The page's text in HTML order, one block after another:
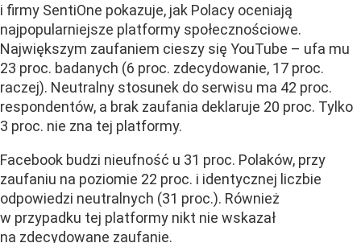
i firmy SentiOne pokazuje, jak Polacy oceniają
najpopularniejsze platformy społecznościowe.
Największym zaufaniem cieszy się YouTube – ufa mu
23 proc. badanych (6 proc. zdecydowanie, 17 proc.
raczej). Neutralny stosunek do serwisu ma 42 proc.
respondentów, a brak zaufania deklaruje 20 proc. Tylko
3 proc. nie zna tej platformy.
Facebook budzi nieufność u 31 proc. Polaków, przy
zaufaniu na poziomie 22 proc. i identycznej liczbie
odpowiedzi neutralnych (31 proc.). Również
w przypadku tej platformy nikt nie wskazał
na zdecydowane zaufanie.